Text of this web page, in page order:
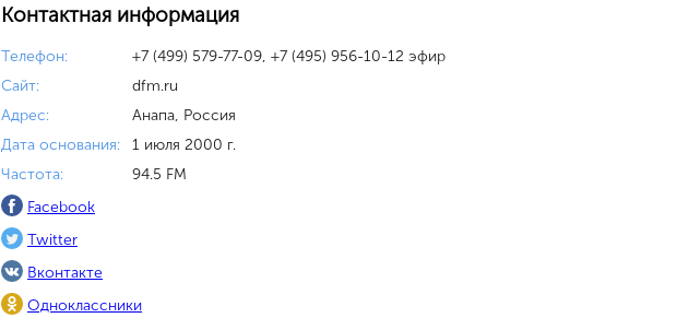
Контактная информация
Телефон:
+7 (499) 579-77-09, +7 (495) 956-10-12 эфир
Сайт:
dfm.ru
Адрес:
Анапа, Россия
Дата основания:
1 июля 2000 г.
Частота:
94.5 FM
Facebook
Twitter
Вконтакте
Одноклассники